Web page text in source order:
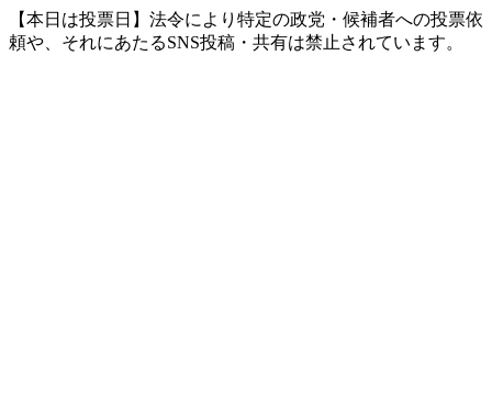
【本日は投票日】法令により特定の政党・候補者への投票依
頼や、それにあたるSNS投稿・共有は禁止されています。